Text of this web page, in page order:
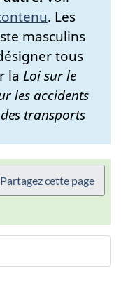
. Les
masculins
tous
la Loi sur le
les accidents
transports
Partagez cette page